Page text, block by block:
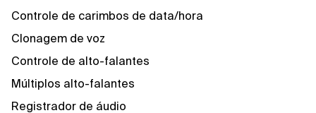
Controle de carimbos de data/hora
Clonagem de voz
Controle de alto-falantes
Múltiplos alto-falantes
Registrador de áudio